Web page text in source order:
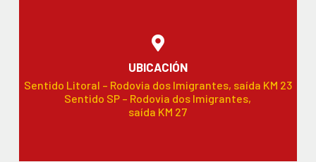
UBICACIÓN
Sentido Litoral – Rodovia dos Imigrantes, saída KM 23
Sentido SP – Rodovia dos Imigrantes,
saída KM 27